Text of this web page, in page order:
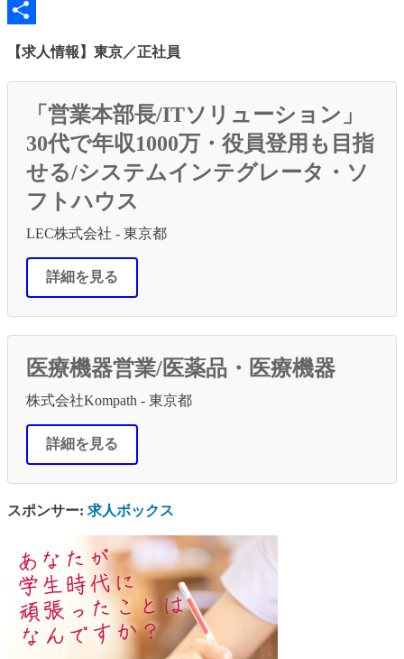
Line
【求人情報】東京／正社員
「営業本部長/ITソリューション」
30代で年収1000万・役員登用も目指
せる/システムインテグレータ・ソ
フトハウス
LEC株式会社 - 東京都
詳細を見る
医療機器営業/医薬品・医療機器
株式会社Kompath - 東京都
詳細を見る
スポンサー: 求人ボックス